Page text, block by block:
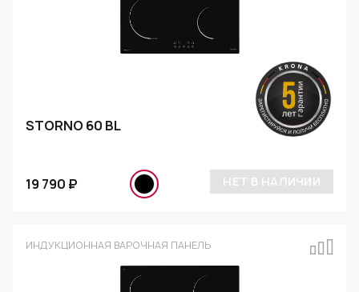
STORNO 60 BL
19 790 ₽ НЕТ В НАЛИЧИИ
ИНДУКЦИОННАЯ ВАРОЧНАЯ ПАНЕЛЬ